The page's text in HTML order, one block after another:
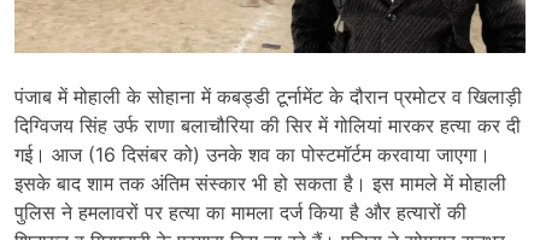
पंजाब में मोहाली के सोहाना में कबड्डी टूर्नामेंट के दौरान प्रमोटर व खिलाड़ी
दिग्विजय सिंह उर्फ राणा बलाचौरिया की सिर में गोलियां मारकर हत्या कर दी
गई। आज (16 दिसंबर को) उनके शव का पोस्टमॉर्टम करवाया जाएगा।
इसके बाद शाम तक अंतिम संस्कार भी हो सकता है। इस मामले में मोहाली
पुलिस ने हमलावरों पर हत्या का मामला दर्ज किया है और हत्यारों की